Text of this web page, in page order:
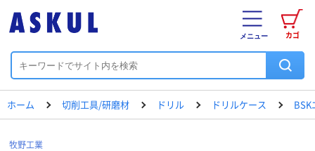
カゴ
メニュー
ホーム 切削工具/研磨材 ドリル ドリルケース BSK
牧野工業